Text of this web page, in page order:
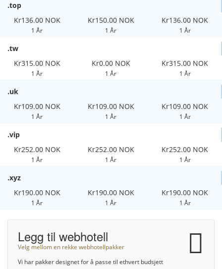
.top
Kr136.00 NOK
1 År
Kr150.00 NOK
1 År
Kr136.00 NOK
1 År
.tw
Kr315.00 NOK
1 År
Kr0.00 NOK
1 År
Kr315.00 NOK
1 År
.uk
Kr109.00 NOK
1 År
Kr109.00 NOK
1 År
Kr109.00 NOK
1 År
.vip
Kr252.00 NOK
1 År
Kr252.00 NOK
1 År
Kr252.00 NOK
1 År
.xyz
Kr190.00 NOK
1 År
Kr190.00 NOK
1 År
Kr190.00 NOK
1 År
Legg til webhotell
Velg mellom en rekke webhotellpakker
Vi har pakker designet for å passe til ethvert budsjett